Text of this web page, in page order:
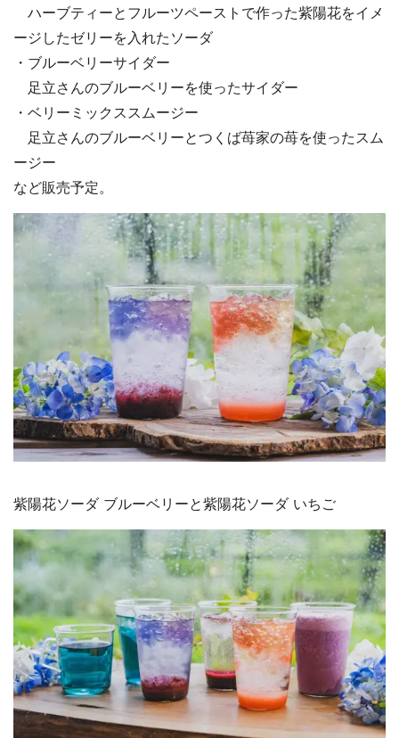
ハーブティーとフルーツペーストで作った紫陽花をイメ
ージしたゼリーを入れたソーダ
・ブルーベリーサイダー
足立さんのブルーベリーを使ったサイダー
・ベリーミックススムージー
足立さんのブルーベリーとつくば苺家の苺を使ったスム
ージー
など販売予定。
紫陽花ソーダ ブルーベリーと紫陽花ソーダ いちご